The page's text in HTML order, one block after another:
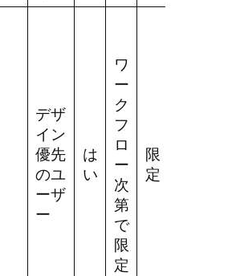
デザ
イン
優先
のユ
ーザ
ー
は
い
ワ
ー
ク
フ
ロ
ー
次
第
で
限
定
限
定